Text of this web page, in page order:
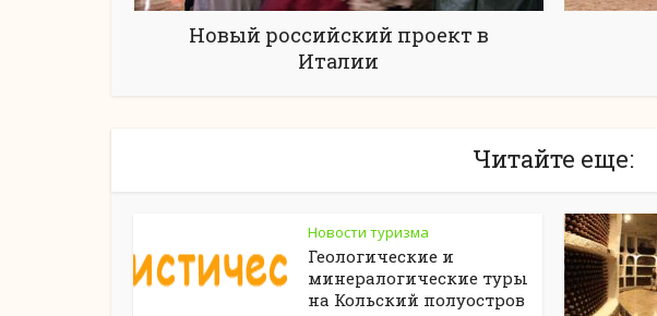
Новый российский проект в
Италии
Читайте еще:
Новости туризма
Геологические и
минералогические туры
на Кольский полуостров